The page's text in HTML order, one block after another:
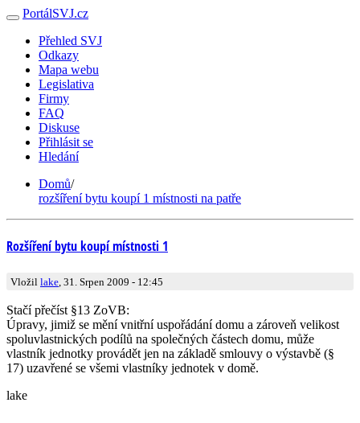
PortálSVJ.cz
Přehled SVJ
Odkazy
Mapa webu
Legislativa
Firmy
FAQ
Diskuse
Přihlásit se
Hledání
Domů/
rozšíření bytu koupí 1 místnosti na patře
Rozšíření bytu koupí místnosti 1
Vložil lake , 31. Srpen 2009 - 12:45
Stačí přečíst §13 ZoVB:
Úpravy, jimiž se mění vnitřní uspořádání domu a zároveň velikost
spoluvlastnických podílů na společných částech domu, může
vlastník jednotky provádět jen na základě smlouvy o výstavbě (§
17) uzavřené se všemi vlastníky jednotek v domě.
lake